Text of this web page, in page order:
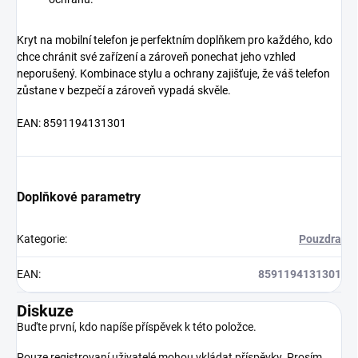
Kryt na mobilní telefon je perfektním doplňkem pro každého, kdo
chce chránit své zařízení a zároveň ponechat jeho vzhled
neporušený. Kombinace stylu a ochrany zajišťuje, že váš telefon
zůstane v bezpečí a zároveň vypadá skvěle.
EAN: 8591194131301
Doplňkové parametry
Kategorie: Pouzdra
EAN: 8591194131301
Diskuze
Buďte první, kdo napíše příspěvek k této položce.